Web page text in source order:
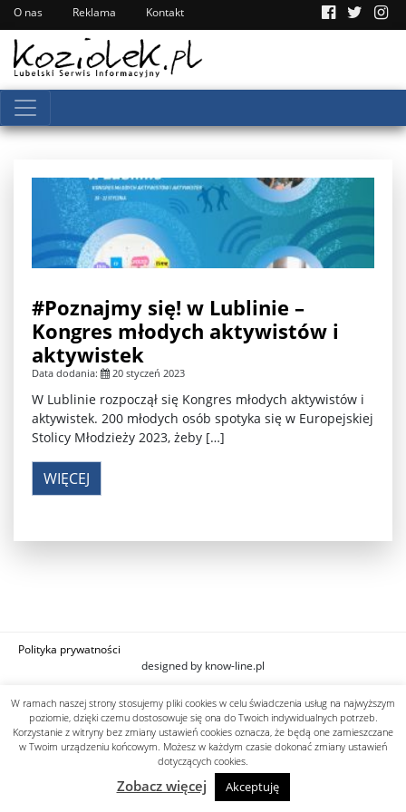
O nas Reklama Kontakt
#Poznajmy się! w Lublinie –
Kongres młodych aktywistów i
aktywistek
Data dodania: 20 styczeń 2023
W Lublinie rozpoczął się Kongres młodych aktywistów i
aktywistek. 200 młodych osób spotyka się w Europejskiej
Stolicy Młodzieży 2023, żeby […]
WIĘCEJ
Polityka prywatności
designed by know-line.pl
W ramach naszej strony stosujemy pliki cookies w celu świadczenia usług na najwyższym
poziomie, dzięki czemu dostosowuje się ona do Twoich indywidualnych potrzeb.
Korzystanie z witryny bez zmiany ustawień cookies oznacza, że będą one zamieszczane
w Twoim urządzeniu końcowym. Możesz w każdym czasie dokonać zmiany ustawień
dotyczących cookies.
Zobacz więcej Akceptuję